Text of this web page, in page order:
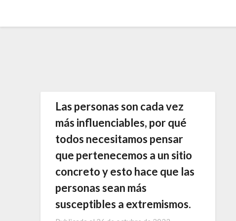
Las personas son cada vez
más influenciables, por qué
todos necesitamos pensar
que pertenecemos a un sitio
concreto y esto hace que las
personas sean más
susceptibles a extremismos.